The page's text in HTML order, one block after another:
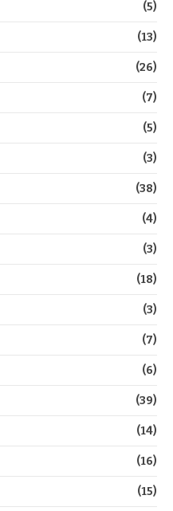
(5)
(13)
(26)
(7)
(5)
(3)
(38)
(4)
(3)
(18)
(3)
(7)
(6)
(39)
(14)
(16)
(15)